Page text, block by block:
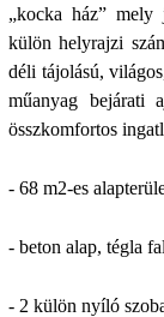
„kocka ház” mely
külön helyrajzi
déli tájolású,
műanyag bejárati
összkomfortos
- 68 m2-es
- beton alap, tégla
- 2 külön nyíló